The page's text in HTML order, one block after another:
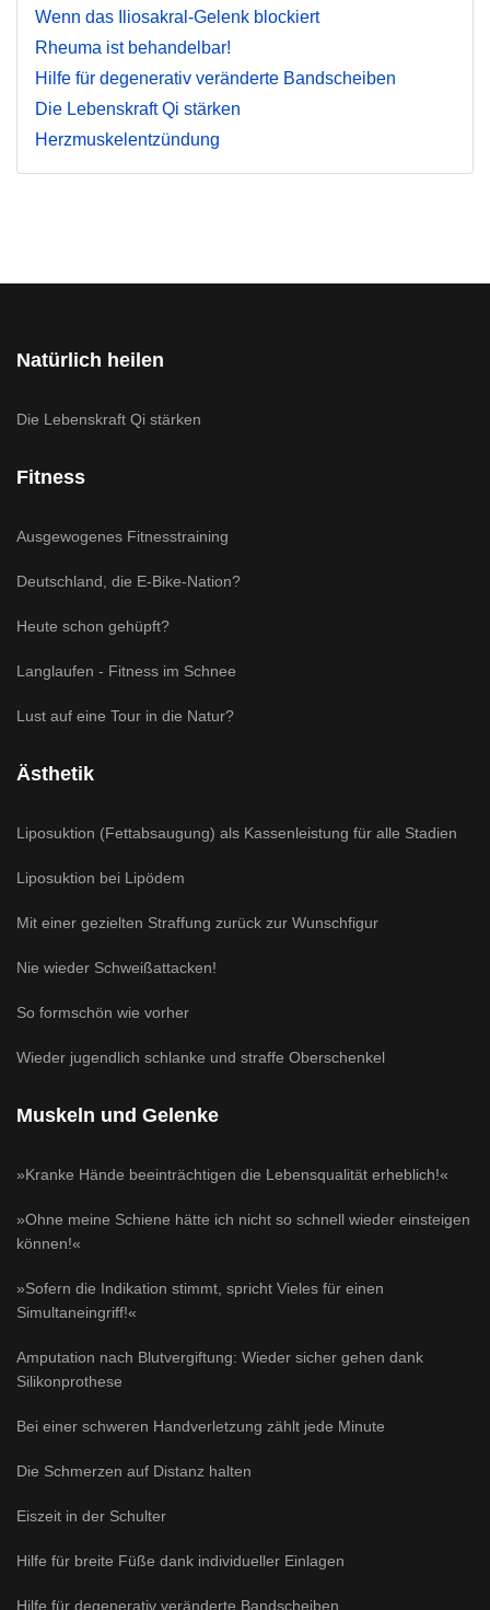
Wenn das Iliosakral-Gelenk blockiert
Rheuma ist behandelbar!
Hilfe für degenerativ veränderte Bandscheiben
Die Lebenskraft Qi stärken
Herzmuskelentzündung
Natürlich heilen
Die Lebenskraft Qi stärken
Fitness
Ausgewogenes Fitnesstraining
Deutschland, die E-Bike-Nation?
Heute schon gehüpft?
Langlaufen - Fitness im Schnee
Lust auf eine Tour in die Natur?
Ästhetik
Liposuktion (Fettabsaugung) als Kassenleistung für alle Stadien
Liposuktion bei Lipödem
Mit einer gezielten Straffung zurück zur Wunschfigur
Nie wieder Schweißattacken!
So formschön wie vorher
Wieder jugendlich schlanke und straffe Oberschenkel
Muskeln und Gelenke
»Kranke Hände beeinträchtigen die Lebensqualität erheblich!«
»Ohne meine Schiene hätte ich nicht so schnell wieder einsteigen
können!«
»Sofern die Indikation stimmt, spricht Vieles für einen
Simultaneingriff!«
Amputation nach Blutvergiftung: Wieder sicher gehen dank
Silikonprothese
Bei einer schweren Handverletzung zählt jede Minute
Die Schmerzen auf Distanz halten
Eiszeit in der Schulter
Hilfe für breite Füße dank individueller Einlagen
Hilfe für degenerativ veränderte Bandscheiben